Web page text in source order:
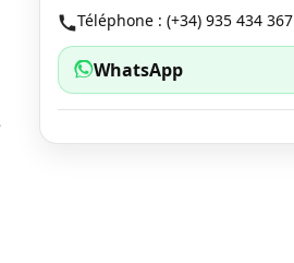
Téléphone : (+34) 935 434 367
WhatsApp